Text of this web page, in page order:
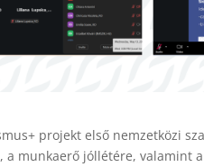
projekt első nemzetközi
munkaerő jóllétére, valamint